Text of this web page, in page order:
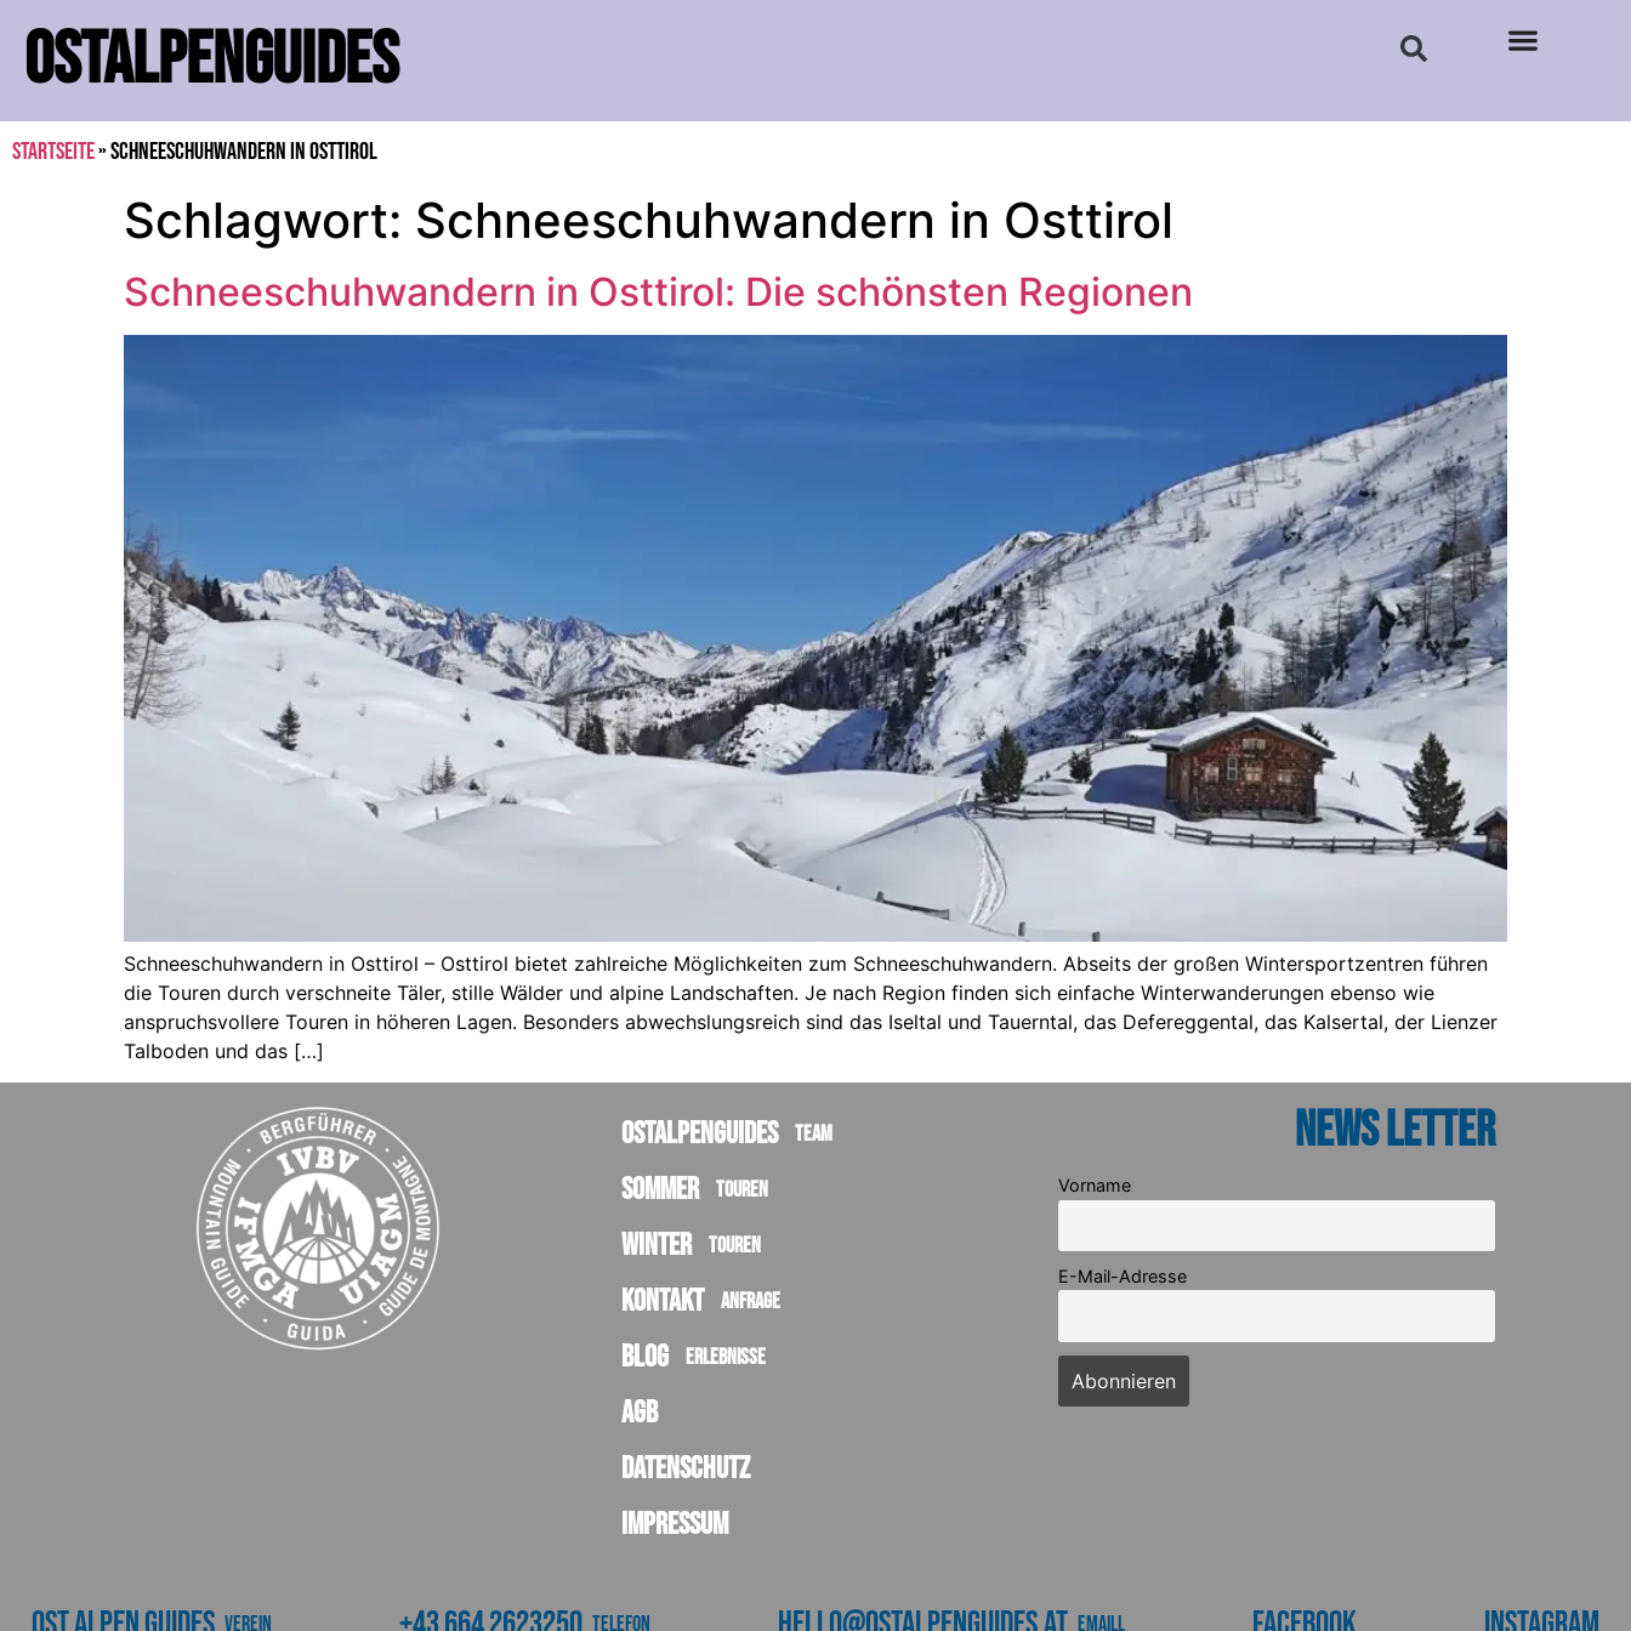
OSTALPENGUIDES
Startseite»Schneeschuhwandern in Osttirol
Schlagwort: Schneeschuhwandern in Osttirol
Schneeschuhwandern in Osttirol: Die schönsten Regionen
Schneeschuhwandern in Osttirol – Osttirol bietet zahlreiche Möglichkeiten zum Schneeschuhwandern. Abseits der großen Wintersportzentren führen
die Touren durch verschneite Täler, stille Wälder und alpine Landschaften. Je nach Region finden sich einfache Winterwanderungen ebenso wie
anspruchsvollere Touren in höheren Lagen. Besonders abwechslungsreich sind das Iseltal und Tauerntal, das Defereggental, das Kalsertal, der Lienzer
Talboden und das […]
Ostalpenguides Team
Sommer Touren
Winter Touren
Kontakt Anfrage
Blog Erlebnisse
AGB
Datenschutz
Impressum
News Letter
Vorname
E-Mail-Adresse
Verein Telefon emaill